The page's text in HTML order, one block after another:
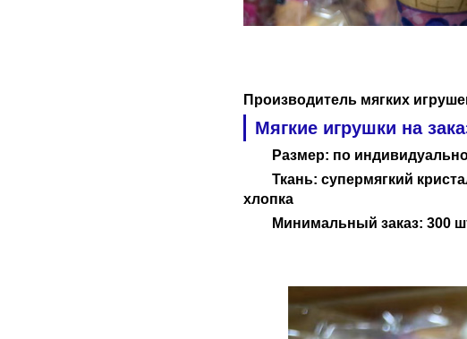
Производитель мягких
Мягкие игрушки на
Размер: по
Ткань: супермягкий
хлопка
Минимальный заказ: 300